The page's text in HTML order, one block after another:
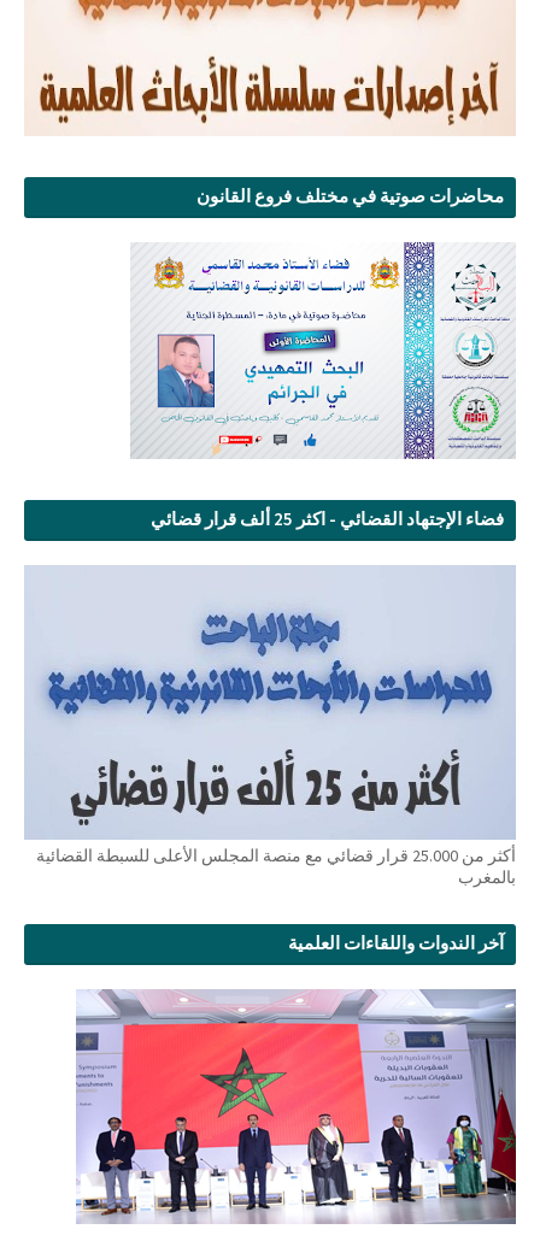
محاضرات صوتية في مختلف فروع القانون
فضاء الإجتهاد القضائي - اكثر 25 ألف قرار قضائي
أكثر من 25.000 قرار قضائي مع منصة المجلس الأعلى للسبطة القضائية
بالمغرب
آخر الندوات واللقاءات العلمية